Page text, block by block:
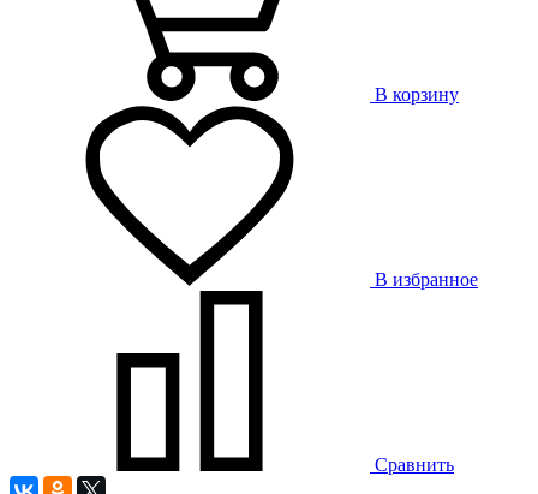
В корзину
В избранное
Сравнить